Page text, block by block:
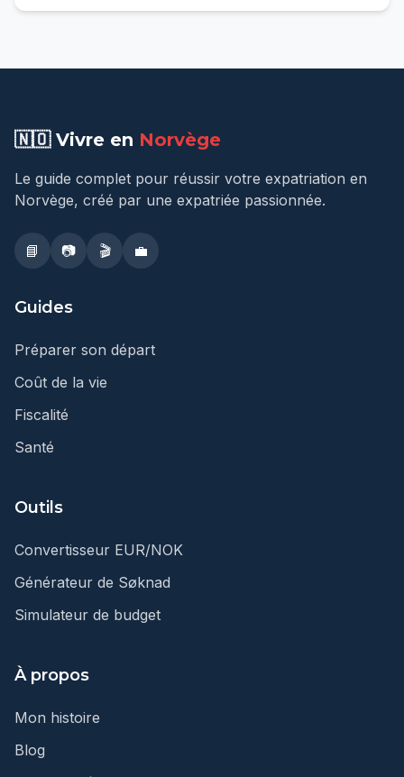
🇳🇴 Vivre en Norvège
Le guide complet pour réussir votre expatriation en
Norvège, créé par une expatriée passionnée.
📘 📷 🎬 💼
Guides
Préparer son départ
Coût de la vie
Fiscalité
Santé
Outils
Convertisseur EUR/NOK
Générateur de Søknad
Simulateur de budget
À propos
Mon histoire
Blog